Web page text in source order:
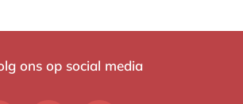
ons op social media